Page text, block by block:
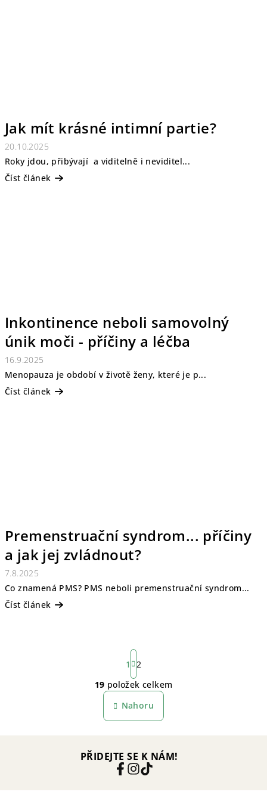
Jak mít krásné intimní partie?
20.10.2025
Roky jdou, přibývají a viditelně i neviditel...
Číst článek
Inkontinence neboli samovolný
únik moči - příčiny a léčba
16.9.2025
Menopauza je období v životě ženy, které je p...
Číst článek
Premenstruační syndrom... příčiny
a jak jej zvládnout?
7.8.2025
Co znamená PMS? PMS neboli premenstruační syndrom...
Číst článek
O
v
l
a
c
S
t
r
á
n
k
o
n
í
1
2
19 položek celkem
Nahoru
PŘIDEJTE SE K NÁM!